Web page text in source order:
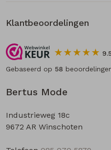
Bertus Mode
Industrieweg 18c
9672 AR Winschoten
Klantbeoordelingen
Gebaseerd op 58